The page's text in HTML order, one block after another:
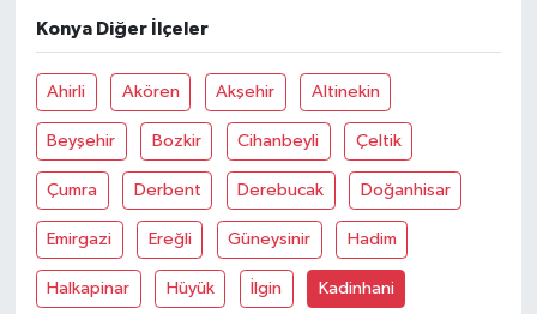
Konya Diğer İlçeler
Ahirli Akören Akşehir Altinekin
Beyşehir Bozkir Cihanbeyli Çeltik
Çumra Derbent Derebucak Doğanhisar
Emirgazi Ereğli Güneysinir Hadim
Halkapinar Hüyük İlgin Kadinhani